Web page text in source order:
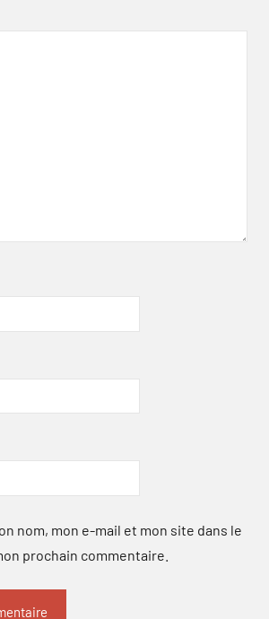
nom, mon e-mail et mon site dans le
prochain commentaire.